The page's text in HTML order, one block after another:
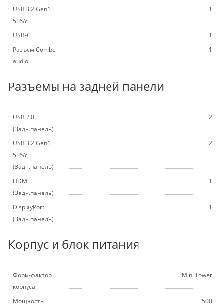
USB 3.2 Gen1
5Гб/с
1
USB-C
1
Разъем Combo-
audio
1
Разъемы на задней панели
USB 2.0
(Задн.панель)
2
USB 3.2 Gen1
5Гб/с
(Задн.панель)
2
HDMI
(Задн.панель)
1
DisplayPort
(Задн.панель)
1
Корпус и блок питания
Форм-фактор
корпуса
Mini Tower
Мощность 500